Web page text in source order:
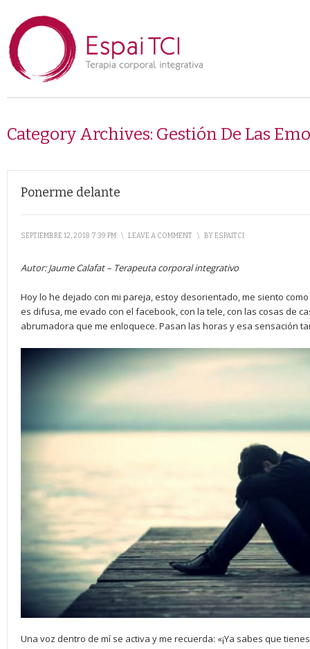
Category Archives: Gestión De Las
Ponerme delante
SEPTIEMBRE 12, 2018 7:39 PM \ LEAVE A COMMENT \ BYESPAITCI
Autor: Jaume Calafat – Terapeuta corporal integrativo
Hoy lo he dejado con mi pareja, estoy desorientado, me siento
es difusa, me evado con el facebook, con la tele, con las cosas de
abrumadora que me enloquece. Pasan las horas y esa sensación
Una voz dentro de mí se activa y me recuerda: «¡Ya sabes que